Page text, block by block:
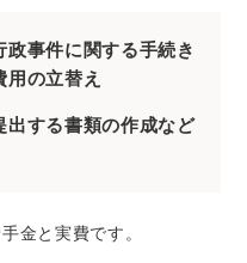
事件に関する手続き
の立替え
出する書類の作成など
金と実費です。